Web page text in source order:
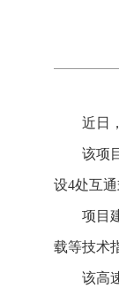
近日
该项
设4处互
项目
载等技术
该高